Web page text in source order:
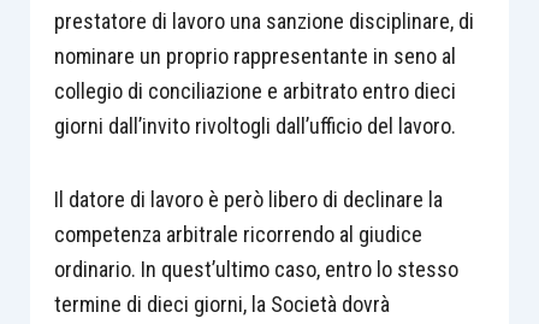
prestatore di lavoro una sanzione disciplinare, di
nominare un proprio rappresentante in seno al
collegio di conciliazione e arbitrato entro dieci
giorni dall’invito rivoltogli dall’ufficio del lavoro.
Il datore di lavoro è però libero di declinare la
competenza arbitrale ricorrendo al giudice
ordinario. In quest’ultimo caso, entro lo stesso
termine di dieci giorni, la Società dovrà